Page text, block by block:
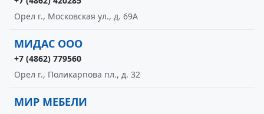
Орел г., Московская ул., д. 69А
МИДАС ООО
+7 (4862) 779560
Орел г., Поликарпова пл., д. 32
МИР МЕБЕЛИ